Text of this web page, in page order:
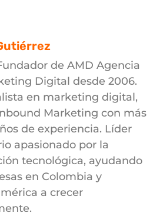
de AMD Agencia
Digital desde 2006.
en marketing digital,
Marketing con más
de experiencia. Líder
apasionado por la
tecnológica, ayudando
en Colombia y
a crecer